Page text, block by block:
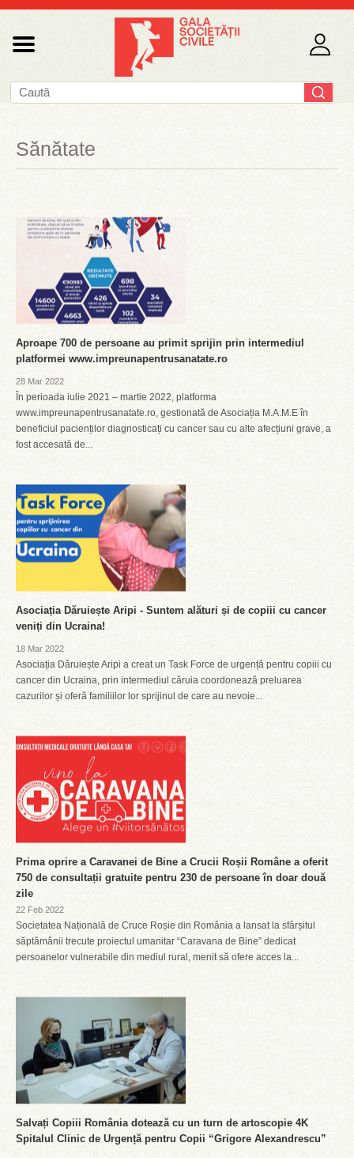
Sănătate
Aproape 700 de persoane au primit sprijin prin intermediul
platformei www.impreunapentrusanatate.ro
28 Mar 2022
În perioada iulie 2021 – martie 2022, platforma
www.impreunapentrusanatate.ro, gestionată de Asociația M.A.M.E în
beneficiul pacienților diagnosticați cu cancer sau cu alte afecțiuni grave, a
fost accesată de...
Asociația Dăruiește Aripi - Suntem alături și de copiii cu cancer
veniți din Ucraina!
18 Mar 2022
Asociația Dăruiește Aripi a creat un Task Force de urgență pentru copiii cu
cancer din Ucraina, prin intermediul căruia coordonează preluarea
cazurilor și oferă familiilor lor sprijinul de care au nevoie...
Prima oprire a Caravanei de Bine a Crucii Roșii Române a oferit
750 de consultații gratuite pentru 230 de persoane în doar două
zile
22 Feb 2022
Societatea Națională de Cruce Roșie din România a lansat la sfârșitul
săptămânii trecute proiectul umanitar “Caravana de Bine” dedicat
persoanelor vulnerabile din mediul rural, menit să ofere acces la...
Salvați Copiii România dotează cu un turn de artoscopie 4K
Spitalul Clinic de Urgență pentru Copii “Grigore Alexandrescu”